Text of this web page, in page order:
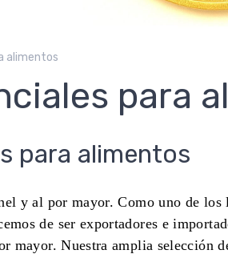
alimentos
para
para alimentos
y al por mayor. Como uno de
de ser exportadores e
mayor. Nuestra amplia selección